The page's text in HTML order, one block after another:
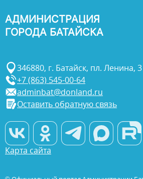
АДМИНИСТРАЦИЯ
ГОРОДА БАТАЙСКА
346880, г. Батайск, пл. Ленина, 3
+7 (863) 545-00-64
adminbat@donland.ru
Оставить обратную связь
Карта сайта